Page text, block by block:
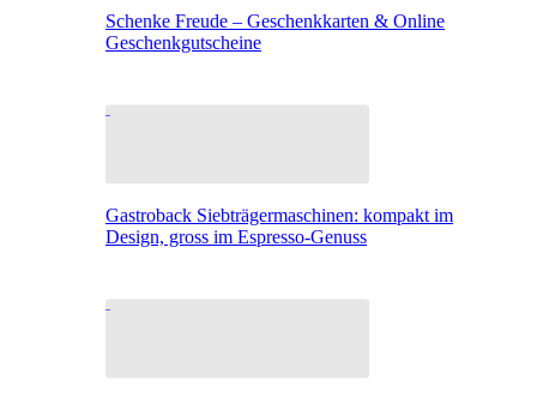
Schenke Freude – Geschenkkarten & Online
Geschenkgutscheine
Gastroback Siebträgermaschinen: kompakt im
Design, gross im Espresso-Genuss